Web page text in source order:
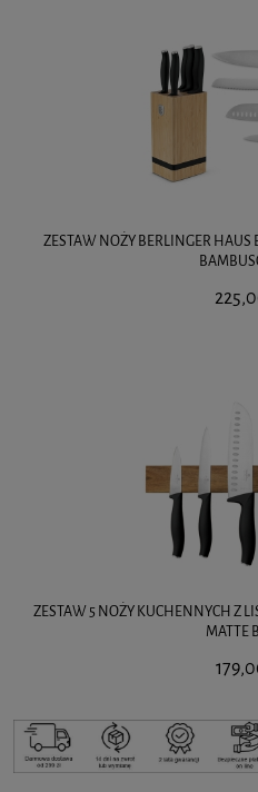
ZESTAW NOŻY BERLINGER HAUS
ZESTAW 5 NOŻY KUCHENNYCH Z
MATTE